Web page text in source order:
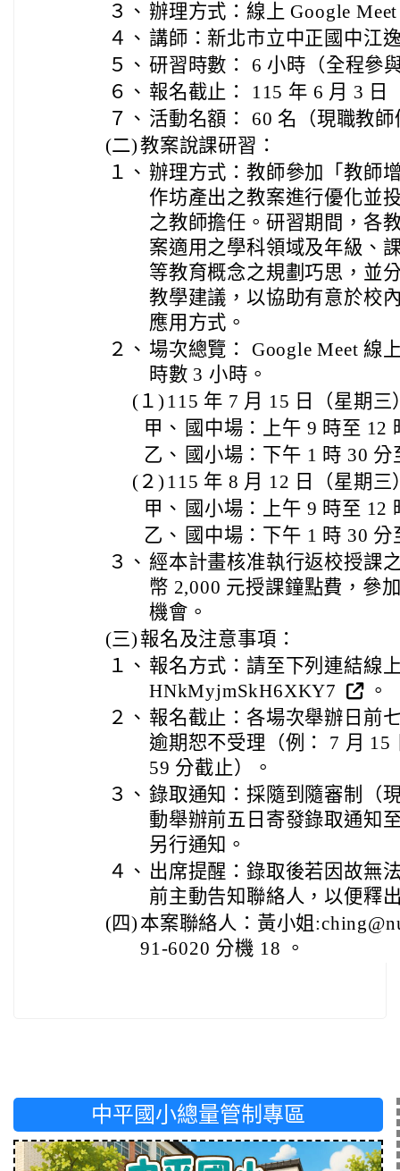
３、 辦理方式：線上 Google
４、 講師：新北市立中正國中江
５、 研習時數： 6 小時（全程參
６、 報名截止： 115 年 6 月 3 日
７、 活動名額： 60 名（現職教
(二)教案說課研習：
１、 辦理方式：教師參加「教師
作坊產出之教案進行優化並
之教師擔任。研習期間，各
案適用之學科領域及年級、
等教育概念之規劃巧思，並
教學建議，以協助有意於校
應用方式。
２、 場次總覽： Google Meet 線
時數 3 小時。
(１) 115 年 7 月 15 日（星期
甲、 國中場：上午 9 時至 12
乙、 國小場：下午 1 時 30
(２) 115 年 8 月 12 日（星期
甲、 國小場：上午 9 時至 12
乙、 國中場：下午 1 時 30
３、 經本計畫核准執行返校授課
幣 2,000 元授課鐘點費，參
機會。
(三) 報名及注意事項：
１、 報名方式：請至下列連結線
HNkMyjmSkH6XKY7
。
２、 報名截止：各場次舉辦日前
逾期恕不受理（例： 7 月 15
59 分截止）。
３、 錄取通知：採隨到隨審制（
動舉辦前五日寄發錄取通知
另行通知。
４、 出席提醒：錄取後若因故無
前主動告知聯絡人，以便釋
(四) 本案聯絡人：黃小姐
91-6020 分機 18 。
中平國小總量管制專區